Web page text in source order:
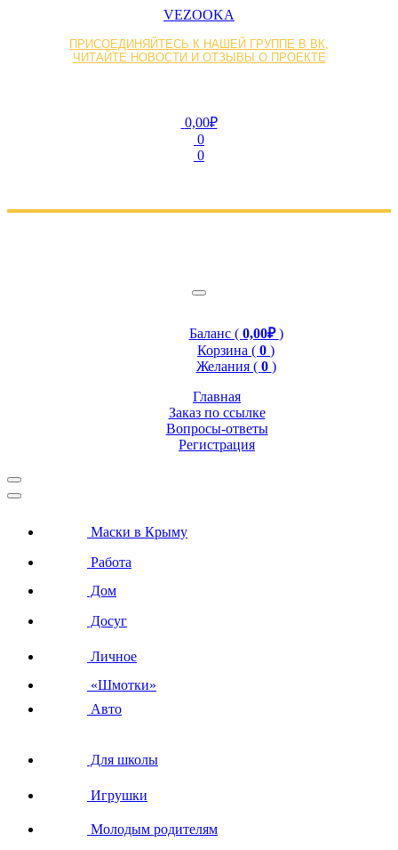
VEZOOKA
ПРИСОЕДИНЯЙТЕСЬ К НАШЕЙ ГРУППЕ В ВК,
ЧИТАЙТЕ НОВОСТИ И ОТЗЫВЫ О ПРОЕКТЕ
0,00₽
0
0
Баланс ( 0,00₽)
Корзина ( 0 )
Желания ( 0 )
Главная
Заказ по ссылке
Вопросы-ответы
Регистрация
Маски в Крыму
Работа
Дом
Досуг
Личное
«Шмотки»
Авто
Для школы
Игрушки
Молодым родителям